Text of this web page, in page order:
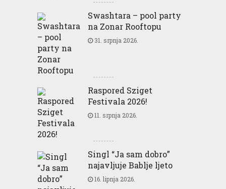
Swashtara – pool party
na Zonar Rooftopu
31. srpnja 2026.
Raspored Sziget
Festivala 2026!
11. srpnja 2026.
Singl “Ja sam dobro”
najavljuje Bablje ljeto
16. lipnja 2026.